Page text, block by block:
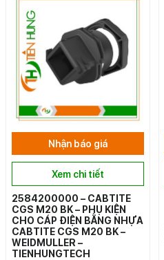
Nhận báo giá
Xem chi tiết
2584200000 – CABTITE
CGS M20 BK – PHỤ KIỆN
CHO CÁP ĐIỆN BẰNG NHỰA
CABTITE CGS M20 BK –
WEIDMULLER –
TIENHUNGTECH